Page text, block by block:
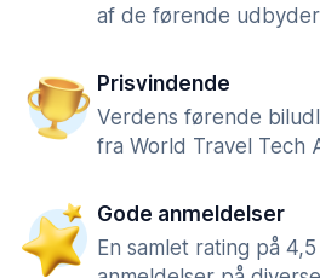
af de førende
Prisvindende
Verdens førende
fra World Travel Tech
Gode anmeldelser
En samlet rating på